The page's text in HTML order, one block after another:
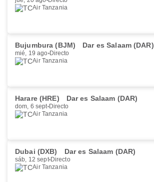
Air Tanzania
Bujumbura (BJM) Dar es Salaam (DAR)
mié, 19 ago Directo
Air Tanzania
Harare (HRE) Dar es Salaam (DAR)
dom, 6 sept Directo
Air Tanzania
Dubai (DXB) Dar es Salaam (DAR)
sáb, 12 sept Directo
Air Tanzania